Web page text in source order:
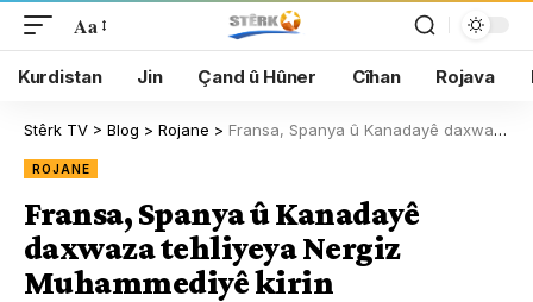
Aa
Kurdistan Jin Çand û Hûner Cîhan Rojava
Stêrk TV > Blog > Rojane > Fransa, Spanya û Kanadayê daxwaza tehliyeya Nergiz Muhammediyê kirin
ROJANE
Fransa, Spanya û Kanadayê
daxwaza tehliyeya Nergiz
Muhammediyê kirin